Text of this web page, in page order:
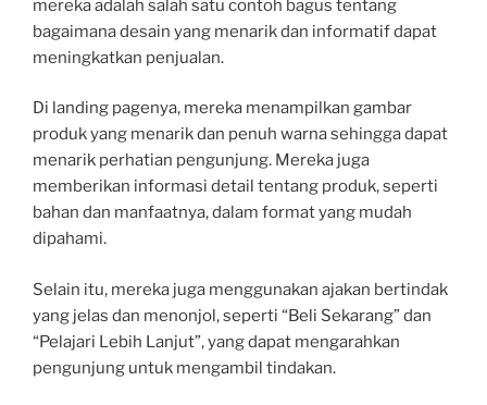
mereka adalah salah satu contoh bagus tentang
bagaimana desain yang menarik dan informatif dapat
meningkatkan penjualan.
Di landing pagenya, mereka menampilkan gambar
produk yang menarik dan penuh warna sehingga dapat
menarik perhatian pengunjung. Mereka juga
memberikan informasi detail tentang produk, seperti
bahan dan manfaatnya, dalam format yang mudah
dipahami.
Selain itu, mereka juga menggunakan ajakan bertindak
yang jelas dan menonjol, seperti “Beli Sekarang” dan
“Pelajari Lebih Lanjut”, yang dapat mengarahkan
pengunjung untuk mengambil tindakan.